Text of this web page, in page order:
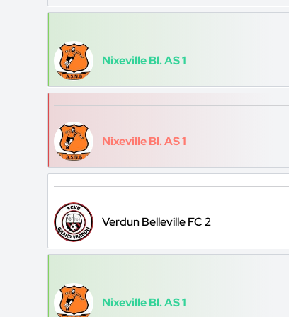
Nixeville Bl. AS 1
Nixeville Bl. AS 1
Verdun Belleville FC 2
Nixeville Bl. AS 1